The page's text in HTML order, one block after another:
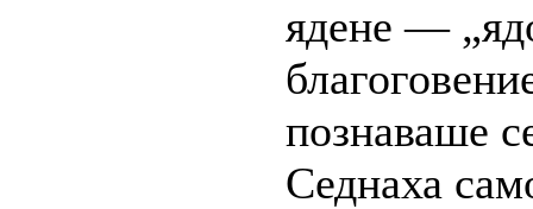
ядене —
познаваше
Седнаха